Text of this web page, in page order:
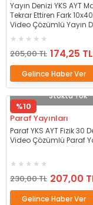
Yayın Denizi YKS AYT
Tekrar Ettiren Fark
Video Çözümlü Yayın
205,00 TL 174,25 TL
Gelince Haber Ver
Stokta Yok
%10
Paraf Yayınları
Paraf YKS AYT Fizik 30
Video Çözümlü Paraf
230,00 TL 207,00
Gelince Haber Ver